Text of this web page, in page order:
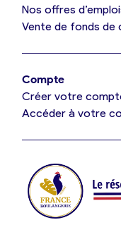
Offres
Je suis
Je crée mon
Nos offres
Vente de fonds de
Compte
Créer votre
Accéder à votre